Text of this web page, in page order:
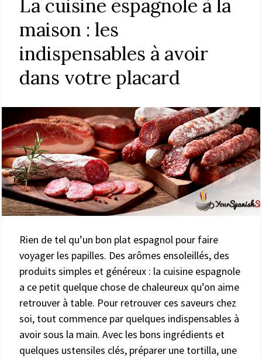
La cuisine espagnole à la
maison : les
indispensables à avoir
dans votre placard
Rien de tel qu’un bon plat espagnol pour faire
voyager les papilles. Des arômes ensoleillés, des
produits simples et généreux : la cuisine espagnole
a ce petit quelque chose de chaleureux qu’on aime
retrouver à table. Pour retrouver ces saveurs chez
soi, tout commence par quelques indispensables à
avoir sous la main. Avec les bons ingrédients et
quelques ustensiles clés, préparer une tortilla, une